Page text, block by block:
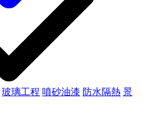
玻璃工程 噴砂油漆 防水隔熱 景